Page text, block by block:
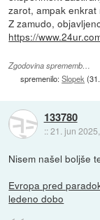
zarot, ampak enkrat
Z zamudo,
https://
Zgodovina sprememb…
spremenilo:Slopek(
133780
::21. jun
Nisem našel boljše
Evropa pred
ledeno dobo